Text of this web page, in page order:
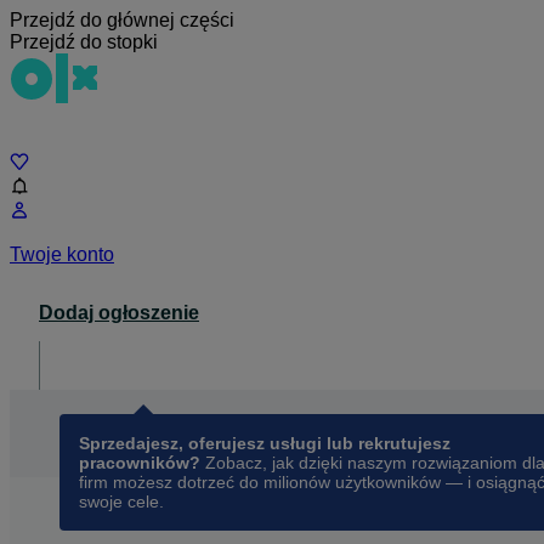
Przejdź do głównej części
Przejdź do stopki
Twoje konto
Dodaj ogłoszenie
Sprzedajesz, oferujesz usługi lub rekrutujesz
pracowników? Zobacz, jak dzięki naszym rozwiązaniom dla
firm możesz dotrzeć do milionów użytkowników — i osiągnąć
swoje cele.